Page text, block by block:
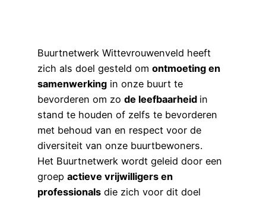
Buurtnetwerk Wittevrouwenveld heeft
zich als doel gesteld om ontmoeting en
samenwerkingin onze buurt te
bevorderen om zo de leefbaarheid in
stand te houden of zelfs te bevorderen
met behoud van en respect voor de
diversiteit van onze buurtbewoners.
Het Buurtnetwerk wordt geleid door een
groep actieve vrijwilligers en
professionalsdie zich voor dit doel